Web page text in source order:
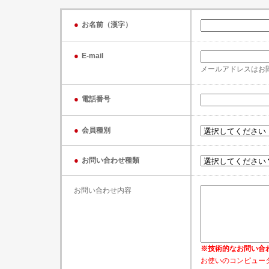
● お名前（漢字）
● E-mail
メールアドレスは
● 電話番号
● 会員種別
● お問い合わせ種類
お問い合わせ内容
※技術的なお問い合
お使いのコンピュー